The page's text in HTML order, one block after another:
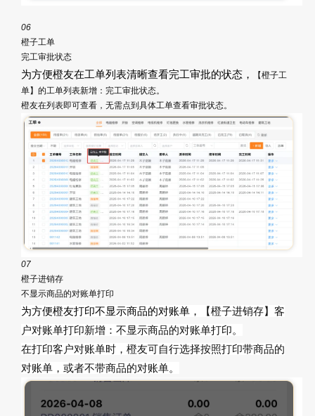
06
橙子工单
完工审批状态
为方便橙友在工单列表清晰查看完工审批的状态，
【橙子工
单】的工单列表新增：完工审批状态。
橙友在列表即可查看，无需点到具体工单查看审批状态。
07
橙子进销存
不显示商品的对账单打印
为方便橙友打印不显示商品的对账单，
【橙子进销存】客
户对账单打印新增：不显示商品的对账单打印。
在打印客户对账单时，橙友可自行选择按照打印带商品的
对账单，或者不带商品的对账单。